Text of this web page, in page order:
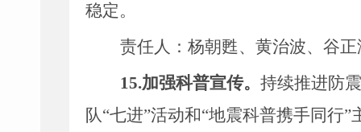
稳定。
责任人：杨朝甦、黄治波、谷正
15.加强科普宣传。 持续推进防
队“七进”活动和“地震科普携手同行